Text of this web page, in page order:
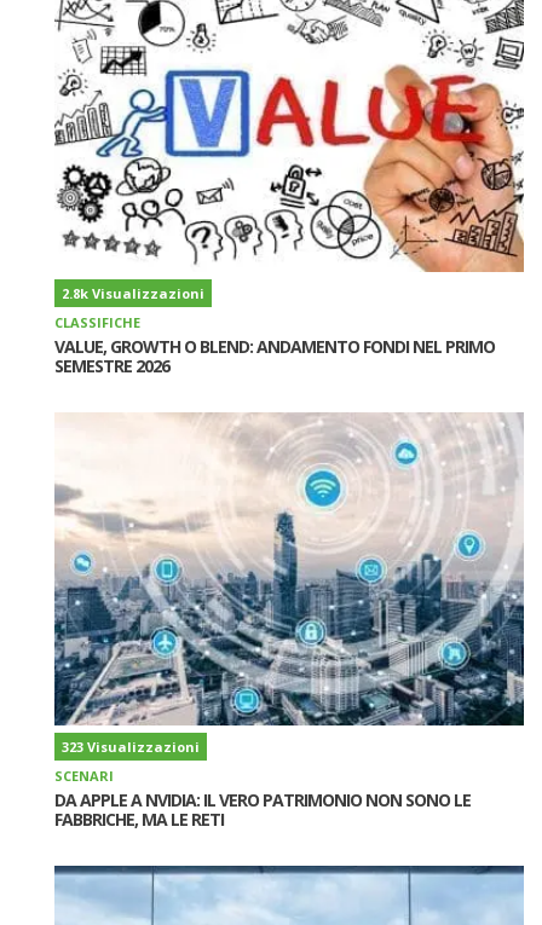
2.8k Visualizzazioni
CLASSIFICHE
VALUE, GROWTH O BLEND: ANDAMENTO FONDI NEL PRIMO
SEMESTRE 2026
323 Visualizzazioni
SCENARI
DA APPLE A NVIDIA: IL VERO PATRIMONIO NON SONO LE
FABBRICHE, MA LE RETI